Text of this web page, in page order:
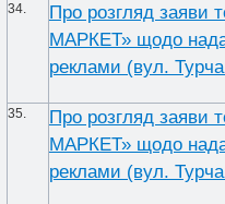
34.
Про розгляд заяви
МАРКЕТ» щодо
реклами (вул.
35.
Про розгляд заяви
МАРКЕТ» щодо
реклами (вул.